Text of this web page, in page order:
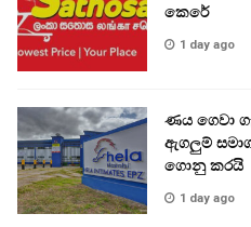
කෙරේ
1 day ago
ණය ගෙවා
ඇගලුම්
ගොනු කරයි
1 day ago